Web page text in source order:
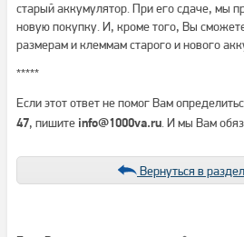
старый аккумулятор. При его сдаче, мы
новую покупку. И, кроме того, Вы
размерам и клеммам старого и нового
*****
Если этот ответ не помог Вам
47, пишите info@1000va.ru. И мы Вам
Вернуться в